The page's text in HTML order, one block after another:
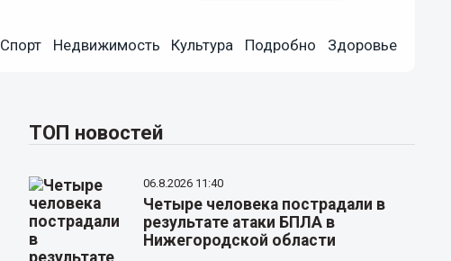
Спорт Недвижимость Культура Подробно Здоровье
ТОП новостей
06.8.2026 11:40
Четыре человека пострадали в
результате атаки БПЛА в
Нижегородской области